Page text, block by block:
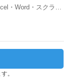
・Word・スクラッ
。